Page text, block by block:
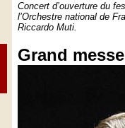
Concert d’ouverture du
l’Orchestre national de
Riccardo Muti.
Grand messe